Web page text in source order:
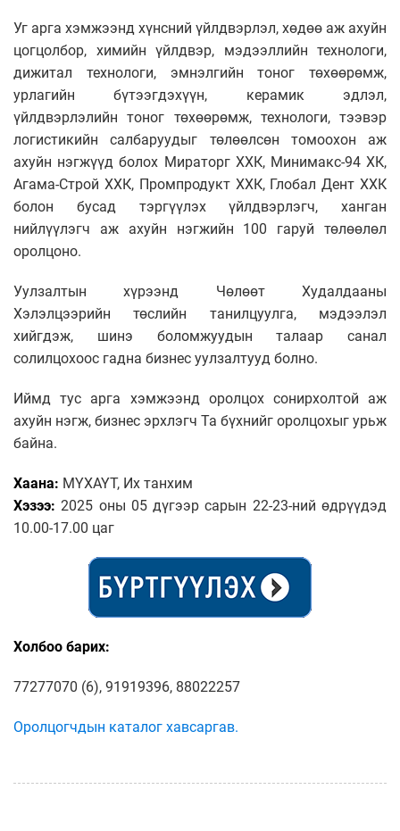
Уг арга хэмжээнд хүнсний үйлдвэрлэл, хөдөө аж ахуйн
цогцолбор, химийн үйлдвэр, мэдээллийн технологи,
дижитал технологи, эмнэлгийн тоног төхөөрөмж,
урлагийн бүтээгдэхүүн, керамик эдлэл,
үйлдвэрлэлийн тоног төхөөрөмж, технологи, тээвэр
логистикийн салбаруудыг төлөөлсөн томоохон аж
ахуйн нэгжүүд болох Мираторг ХХК, Минимакс-94 ХК,
Агама-Строй ХХК, Промпродукт ХХК, Глобал Дент ХХК
болон бусад тэргүүлэх үйлдвэрлэгч, ханган
нийлүүлэгч аж ахуйн нэгжийн 100 гаруй төлөөлөл
оролцоно.
Уулзалтын хүрээнд Чөлөөт Худалдааны
Хэлэлцээрийн төслийн танилцуулга, мэдээлэл
хийгдэж, шинэ боломжуудын талаар санал
солилцохоос гадна бизнес уулзалтууд болно.
Иймд тус арга хэмжээнд оролцох сонирхолтой аж
ахуйн нэгж, бизнес эрхлэгч Та бүхнийг оролцохыг урьж
байна.
Хаана: МҮХАҮТ, Их танхим
Хэзээ: 2025 оны 05 дүгээр сарын 22-23-ний өдрүүдэд
10.00-17.00 цаг
Холбоо барих:
77277070 (6), 91919396, 88022257
Оролцогчдын каталог хавсаргав.